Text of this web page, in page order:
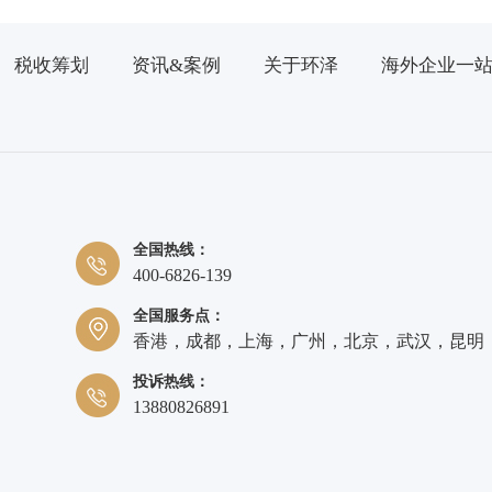
税收筹划 资讯&案例 关于环泽 海外企业一
全国热线：
400-6826-139
全国服务点：
香港，成都，上海，广州，北京，武汉，昆明
投诉热线：
13880826891